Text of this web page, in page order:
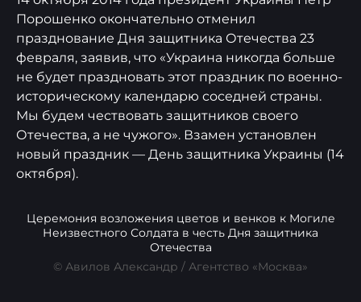
Порошенко окончательно отменил
празднование Дня защитника Отечества 23
февраля, заявив, что «Украина никогда больше
не будет праздновать этот праздник по военно-
историческому календарю соседней страны.
Мы будем чествовать защитников своего
Отечества, а не чужого». Взамен установлен
новый праздник — День защитника Украины (14
октября).
Церемония возложения цветов и венков к Могиле
Неизвестного Солдата в честь Дня защитника
Отечества
© Авилов Александр / Агентство «Москва»